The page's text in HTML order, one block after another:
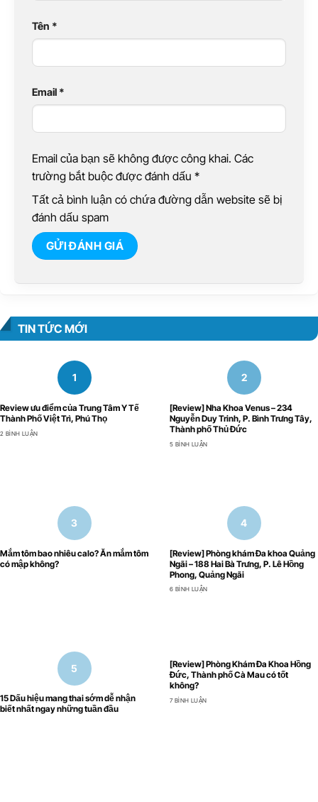
Tên *
Email *
Email của bạn sẽ không được công khai. Các
trường bắt buộc được đánh dấu *
Tất cả bình luận có chứa đường dẫn website sẽ bị
đánh dấu spam
TIN TỨC MỚI
Review ưu điểm của Trung Tâm Y Tế
Thành Phố Việt Trì, Phú Thọ
2 BÌNH LUẬN
[Review] Nha Khoa Venus – 234
Nguyễn Duy Trinh, P. Bình Trưng Tây,
Thành phố Thủ Đức
5 BÌNH LUẬN
Mắm tôm bao nhiêu calo? Ăn mắm tôm
có mập không?
[Review] Phòng khám Đa khoa Quảng
Ngãi – 188 Hai Bà Trưng, P. Lê Hồng
Phong, Quảng Ngãi
6 BÌNH LUẬN
15 Dấu hiệu mang thai sớm dễ nhận
biết nhất ngay những tuần đầu
[Review] Phòng Khám Đa Khoa Hồng
Đức, Thành phố Cà Mau có tốt
không?
7 BÌNH LUẬN